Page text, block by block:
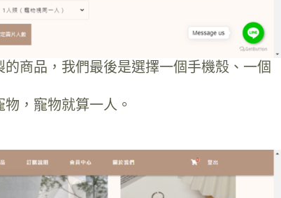
商品，我們最後是選擇一個手機殼、一個
，寵物就算一人。